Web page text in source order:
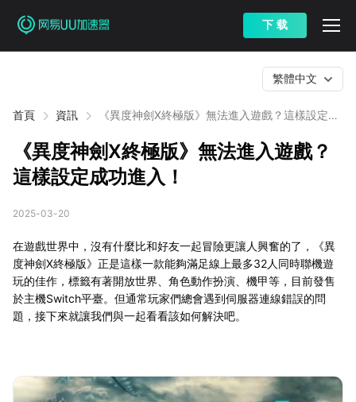
下 载
首頁 資訊
《異度神劍X終極版》無法進入遊戲？這樣設定成
繁體中文
《異度神劍X終極版》無法進入遊戲？
這樣設定成功進入！
2025-03-20
在遊戲世界中，沒有什麼比和好友一起冒險更讓人興奮的了，《異
度神劍X終極版》正是這樣一款能夠滿足線上最多32人同時聯機遊
玩的佳作，標籤有著開放世界、角色動作扮演、機甲等，目前發售
於主機Switch平臺。但通常玩家們總會遇到伺服器連線錯誤的問
題，接下來就讓我們與一起看看該如何解決吧。